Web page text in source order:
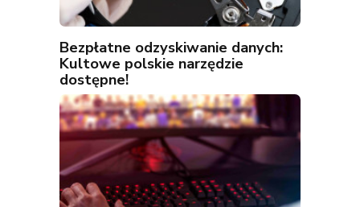
Bezpłatne odzyskiwanie danych:
Kultowe polskie narzędzie
dostępne!